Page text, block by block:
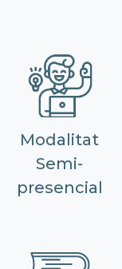
Modalitat
Semi-
presencial